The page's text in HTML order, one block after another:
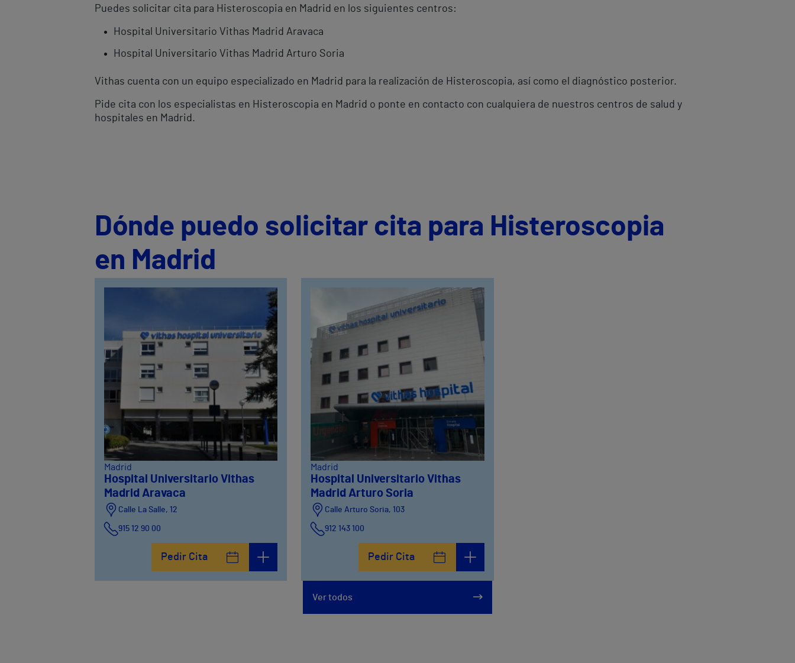
Puedes solicitar cita para Histeroscopia en Madrid en los siguientes centros:
Hospital Universitario Vithas Madrid Aravaca
Hospital Universitario Vithas Madrid Arturo Soria
Vithas cuenta con un equipo especializado en Madrid para la realización de Histeroscopia, así como el diagnóstico posterior.
Pide cita con los especialistas en Histeroscopia en Madrid o ponte en contacto con cualquiera de nuestros centros de salud y
hospitales en Madrid.
Dónde puedo solicitar cita para Histeroscopia
en Madrid
Madrid
Hospital Universitario Vithas
Madrid Aravaca
Calle La Salle, 12
915 12 90 00
Pedir Cita
Madrid
Hospital Universitario Vithas
Madrid Arturo Soria
Calle Arturo Soria, 103
912 143 100
Pedir Cita
Ver todos